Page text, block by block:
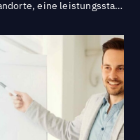
COMCAVE: 360+ Standorte, eine leistungsstarke Online-Präsenz